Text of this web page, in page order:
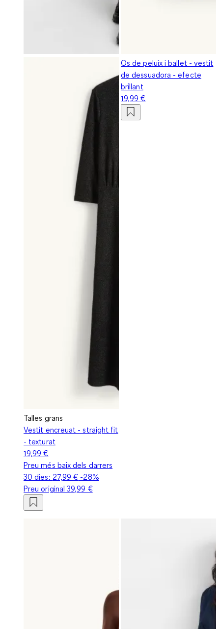
Talles grans
Vestit encreuat - straight fit
- texturat
19,99 €
Preu més baix dels darrers
30 dies: 27,99 € -28%
Preu original39,99 €
Os de peluix i ballet - vestit
de dessuadora - efecte
brillant
19,99 €